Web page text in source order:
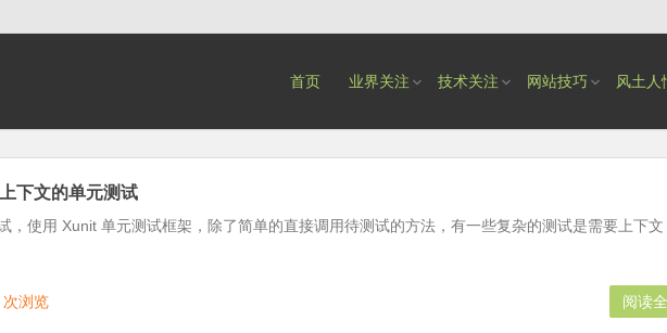
首页 业界关注 技术关注 网站技巧 风土人
下文的单元测试
使用 Xunit 单元测试框架，除了简单的直接调用待测试的方法，有一些复杂的测试是需要上下文
浏览 阅读